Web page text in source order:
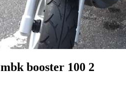
mbk booster 100 2